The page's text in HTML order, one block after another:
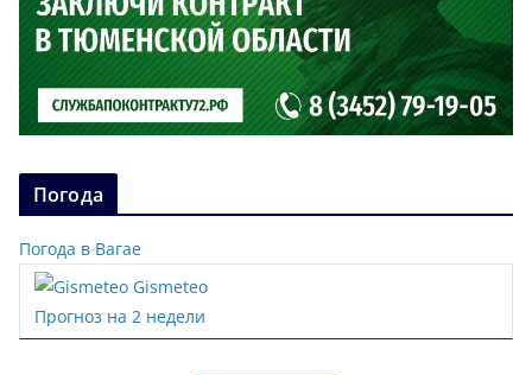
Погода
Погода в Вагае
Gismeteo
Прогноз на 2 недели